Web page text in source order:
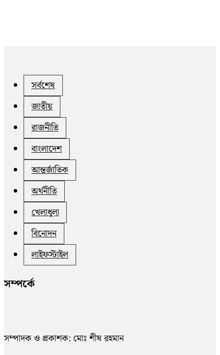
সর্বশেষ
জাতীয়
রাজনীতি
বাংলাদেশ
আন্তর্জাতিক
অর্থনীতি
খেলাধুলা
বিনোদন
লাইফস্টাইল
সম্পর্কে
সম্পাদক ও প্রকাশক: মোঃ শীষ রহমান